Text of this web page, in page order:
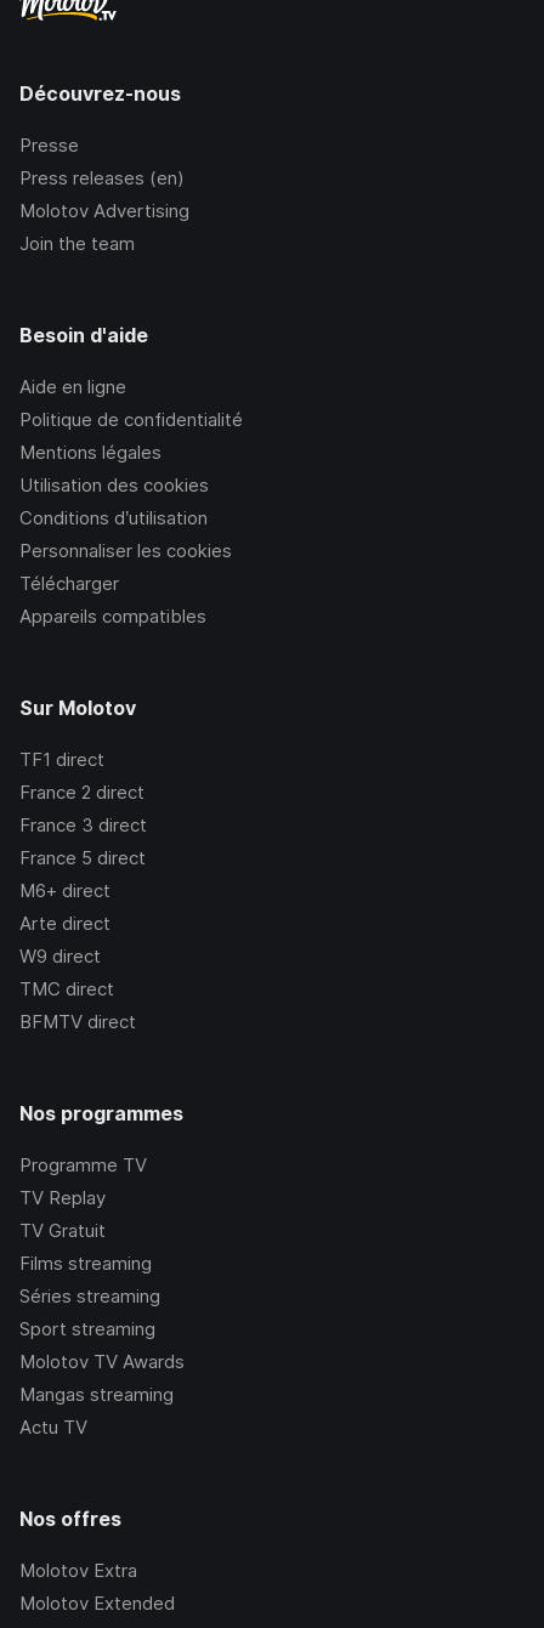
Découvrez-nous
Presse
Press releases (en)
Molotov Advertising
Join the team
Besoin d'aide
Aide en ligne
Politique de confidentialité
Mentions légales
Utilisation des cookies
Conditions d’utilisation
Personnaliser les cookies
Télécharger
Appareils compatibles
Sur Molotov
TF1 direct
France 2 direct
France 3 direct
France 5 direct
M6+ direct
Arte direct
W9 direct
TMC direct
BFMTV direct
Nos programmes
Programme TV
TV Replay
TV Gratuit
Films streaming
Séries streaming
Sport streaming
Molotov TV Awards
Mangas streaming
Actu TV
Nos offres
Molotov Extra
Molotov Extended